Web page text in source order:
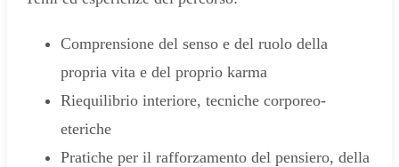
Comprensione del senso e del ruolo della
propria vita e del proprio karma
Riequilibrio interiore, tecniche corporeo-
eteriche
Pratiche per il rafforzamento del pensiero, della